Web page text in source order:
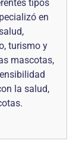
tipos
en
turismo y
mascotas,
la salud,